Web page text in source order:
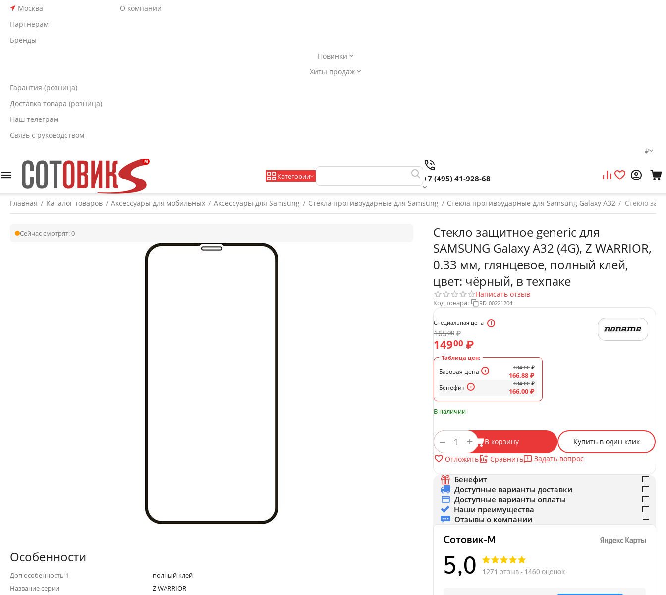
Москва
О компании
Партнерам
Бренды
Новинки
Хиты продаж
Гарантия (розница)
Доставка товара (розница)
Наш телеграм
Связь с руководством
₽
Категории +7 (495) 41-928-68
Главная / Каталог товаров / Аксессуары для мобильных / Аксессуары для Samsung / Стёкла противоударные для Samsung / Стёкла противоударные для Samsung Galaxy A32 / Стекло
Сейчас смотрят:0
Стекло защитное generic для
SAMSUNG Galaxy A32 (4G), Z WARRIOR,
0.33 мм, глянцевое, полный клей,
цвет: чёрный, в техпаке
Написать отзыв
Код товара: RD-00221204
Специальная цена
16500₽
14900 ₽
Таблица цен:
Базовая цена
Бенефит
184.80 ₽
166.88₽
184.00 ₽
166.00₽
В наличии
+
− В корзину
Купить в один клик
Отложить
Сравнить Задать вопрос
Бенефит
Доступные варианты доставки
Доступные варианты оплаты
Наши преимущества
Отзывы о компании
Особенности
Доп особенность 1
полный клей
Название серии
Z WARRIOR